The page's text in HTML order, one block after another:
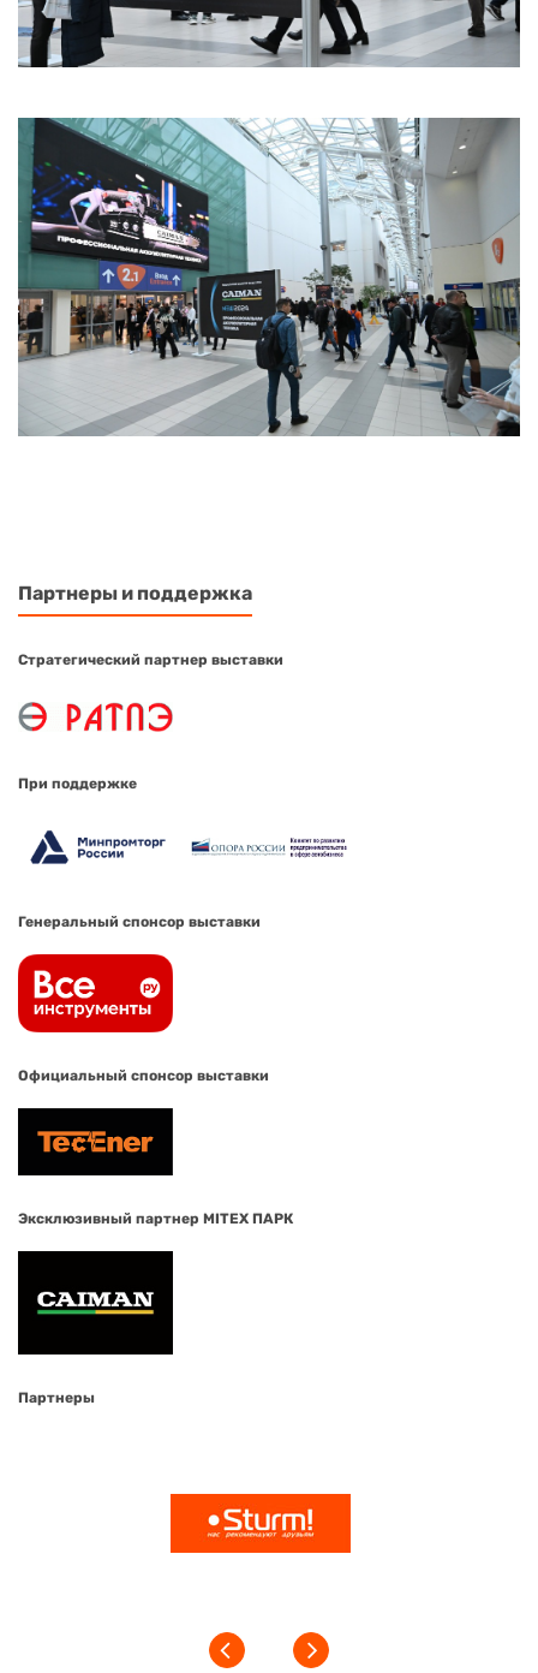
Партнеры и поддержка
Стратегический партнер выставки
При поддержке
Генеральный спонсор выставки
Официальный спонсор выставки
Эксклюзивный партнер MITEX ПАРК
Партнеры